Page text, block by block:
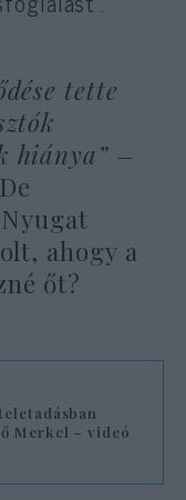
tette
hiánya” –
ahogy a
őt?
Merkel – videó